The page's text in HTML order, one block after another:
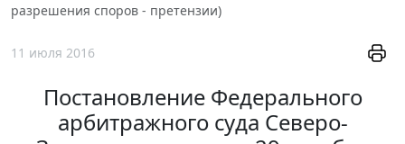
разрешения споров - претензии)
11 июля 2016
Постановление Федерального
арбитражного суда Северо-